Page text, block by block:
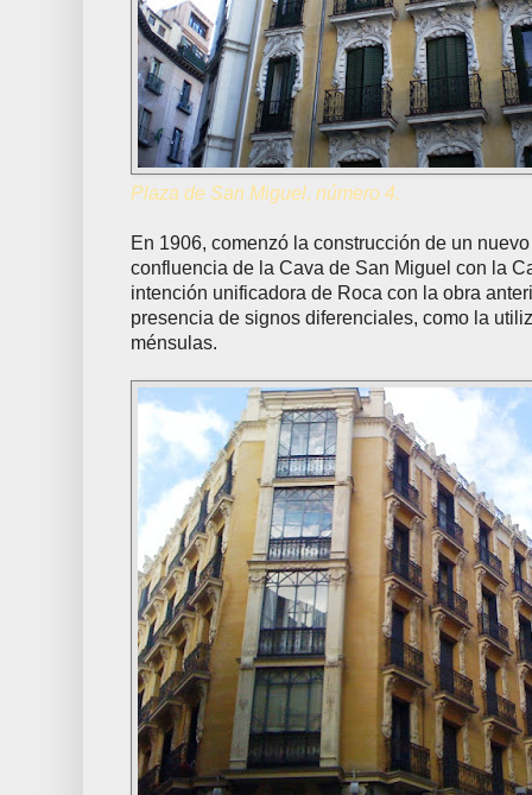
Plaza de San Miguel, número 4.
En 1906, comenzó la construcción de un
confluencia de la Cava de San Miguel con la
intención unificadora de Roca con la obra
presencia de signos diferenciales, como la
ménsulas.